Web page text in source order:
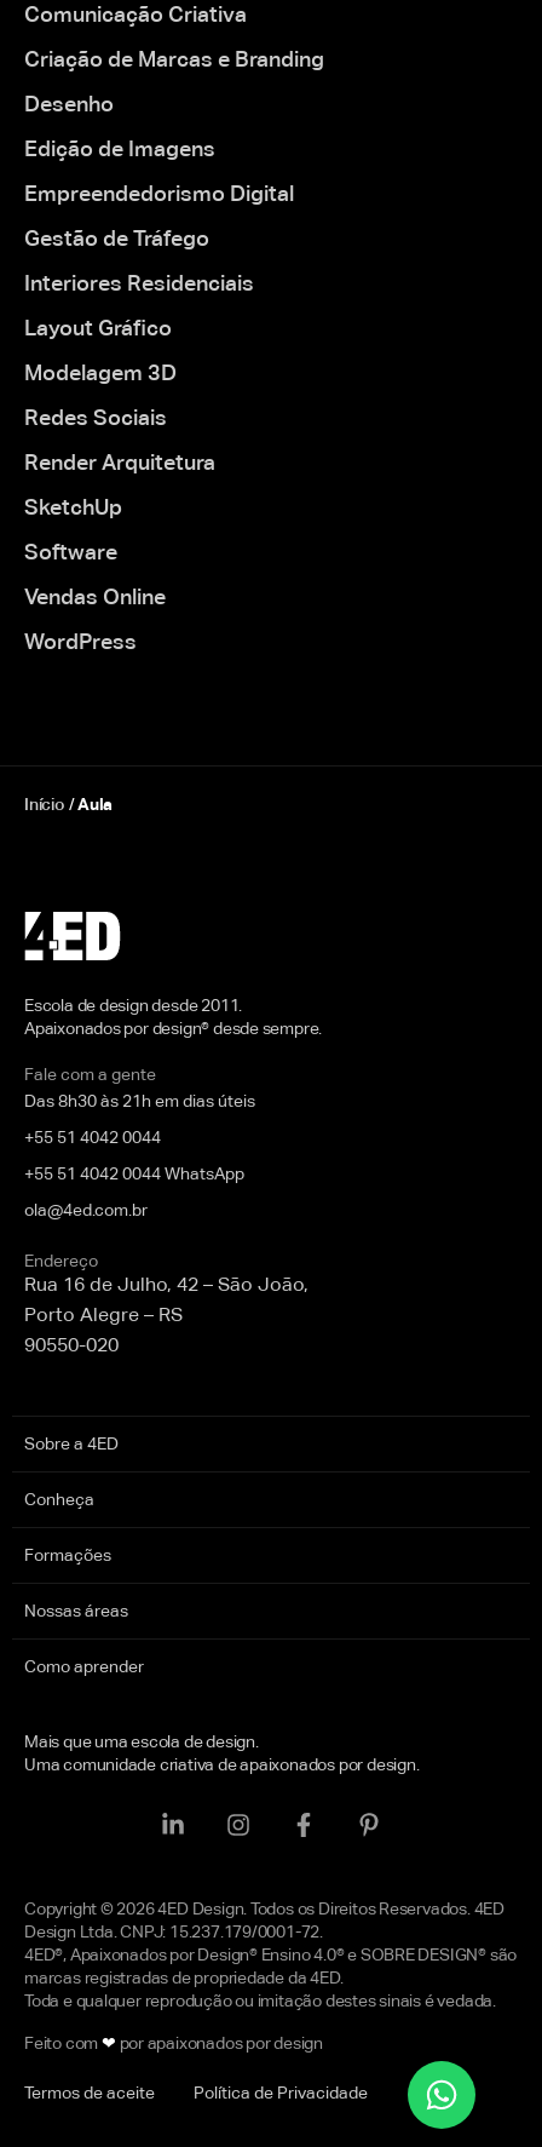
Comunicação Criativa
Criação de Marcas e Branding
Desenho
Edição de Imagens
Empreendedorismo Digital
Gestão de Tráfego
Interiores Residenciais
Layout Gráfico
Modelagem 3D
Redes Sociais
Render Arquitetura
SketchUp
Software
Vendas Online
WordPress
Início /Aula
Escola de design desde 2011.
Apaixonados por design® desde sempre.
Fale com a gente
Das 8h30 às 21h em dias úteis
+55 51 4042 0044
+55 51 4042 0044 WhatsApp
ola@4ed.com.br
Endereço
Rua 16 de Julho, 42 – São João,
Porto Alegre – RS
90550-020
Sobre a 4ED
Conheça
Formações
Nossas áreas
Como aprender
Mais que uma escola de design.
Uma comunidade criativa de apaixonados por design.
Copyright © 2026 4ED Design. Todos os Direitos Reservados. 4ED
Design Ltda. CNPJ: 15.237.179/0001-72.
4ED®, Apaixonados por Design® Ensino 4.0® e SOBRE DESIGN® são
marcas registradas de propriedade da 4ED.
Toda e qualquer reprodução ou imitação destes sinais é vedada.
Feito com❤ por apaixonados por design
Termos de aceite Política de Privacidade